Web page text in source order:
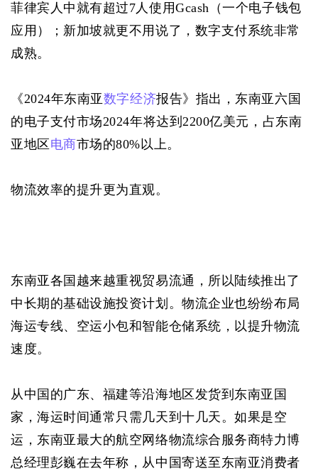
菲律宾人中就有超过7人使用Gcash（一个电子钱包
应用）；新加坡就更不用说了，数字支付系统非常
成熟。
《2024年东南亚数字经济报告》指出，东南亚六国
的电子支付市场2024年将达到2200亿美元，占东南
亚地区 电商市场的80%以上。
物流效率的提升更为直观。
东南亚各国越来越重视贸易流通，所以陆续推出了
中长期的基础设施投资计划。物流企业也纷纷布局
海运专线、空运小包和智能仓储系统，以提升物流
速度。
从中国的广东、福建等沿海地区发货到东南亚国
家，海运时间通常只需几天到十几天。如果是空
运，东南亚最大的航空网络物流综合服务商特力博
总经理彭巍在去年称，从中国寄送至东南亚消费者